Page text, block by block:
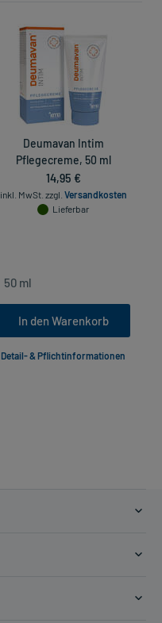
Deumavan Intim
Pflegecreme, 50 ml
14,95 €
inkl. MwSt. zzgl. Versandkosten
Lieferbar
In den Warenkorb
Detail- & Pflichtinformationen